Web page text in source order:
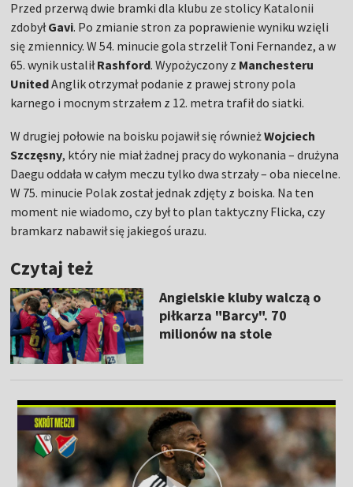
Przed przerwą dwie bramki dla klubu ze stolicy Katalonii
zdobyłGavi. Po zmianie stron za poprawienie wyniku wzięli
się zmiennicy. W 54. minucie gola strzelił Toni Fernandez, a w
65. wynik ustaliłRashford. Wypożyczony z Manchesteru
UnitedAnglik otrzymał podanie z prawej strony pola
karnego i mocnym strzałem z 12. metra trafił do siatki.
W drugiej połowie na boisku pojawił się równieżWojciech
Szczęsny, który nie miał żadnej pracy do wykonania – drużyna
Daegu oddała w całym meczu tylko dwa strzały – oba niecelne.
W 75. minucie Polak został jednak zdjęty z boiska. Na ten
moment nie wiadomo, czy był to plan taktyczny Flicka, czy
bramkarz nabawił się jakiegoś urazu.
Czytaj też
Angielskie kluby walczą o
piłkarza "Barcy". 70
milionów na stole